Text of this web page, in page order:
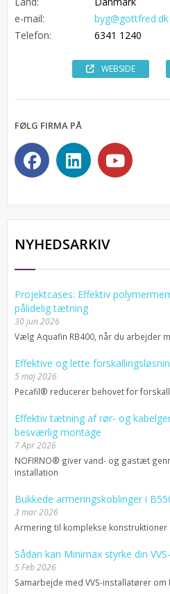
e-mail:
byg@gottfred.dk
Telefon:
6341 1240
WEBSIDE
FØLG FIRMA PÅ
NYHEDSARKIV
Projektcases: Effektiv
pålidelig tætning
30 jun 2026
Vælg Aquafin RB400, når du arbejder
Effektive og lette
5 maj 2026
Pecafil® reducerer behovet for
Effektiv tætning af rør- og
besværlig montage
7 Apr 2026
NOFIRNO® giver vand- og gastæt
installation
Bukkede armeringskoblinger i
3 mar 2026
Armering til komplekse konstruktioner
Sådan kan Minimax styrke din
5 Feb 2026
Samarbejde med VVS-installatører